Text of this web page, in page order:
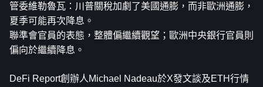
管委維勒魯瓦：川普關稅加劇了美國通膨，而非歐洲通膨，
夏季可能再次降息。
聯準會官員的表態，整體偏繼續觀望；歐洲中央銀行官員則
偏向於繼續降息。
DeFi Report創辦人Michael Nadeau於X發文談及ETH行情